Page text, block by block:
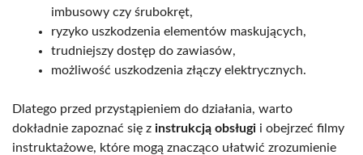
imbusowy czy śrubokręt,
ryzyko uszkodzenia elementów maskujących,
trudniejszy dostęp do zawiasów,
możliwość uszkodzenia złączy elektrycznych.
Dlatego przed przystąpieniem do działania, warto
dokładnie zapoznać się z instrukcją obsługi i obejrzeć filmy
instruktażowe, które mogą znacząco ułatwić zrozumienie